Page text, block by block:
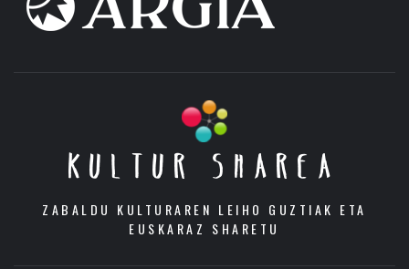
KULTUR SHAREA
ZABALDU KULTURAREN LEIHO GUZTIAK ETA
EUSKARAZ SHARETU